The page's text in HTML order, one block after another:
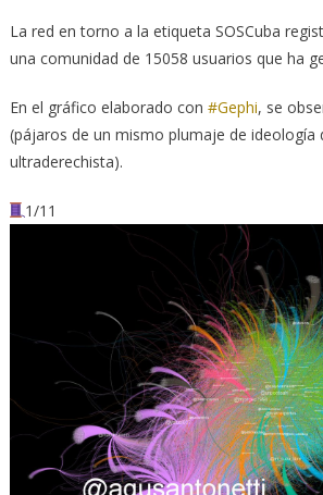
La red en torno a la etiqueta SOSCuba
una comunidad de 15058 usuarios que ha
En el gráfico elaborado con #Gephi, se
(pájaros de un mismo plumaje de ideología
ultraderechista).
1/11